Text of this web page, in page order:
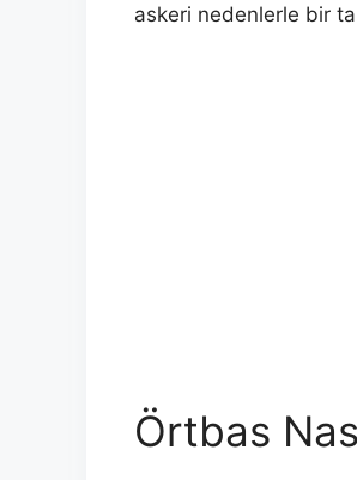
askeri nedenlerle bir
Örtbas